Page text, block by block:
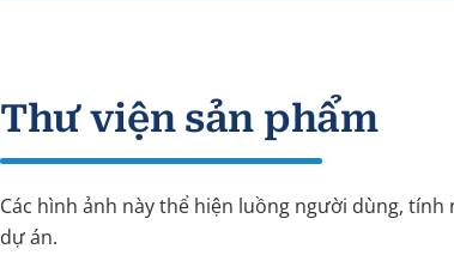
Thư viện sản phẩm
Các hình ảnh này thể hiện luồng người dùng, tính
dự án.